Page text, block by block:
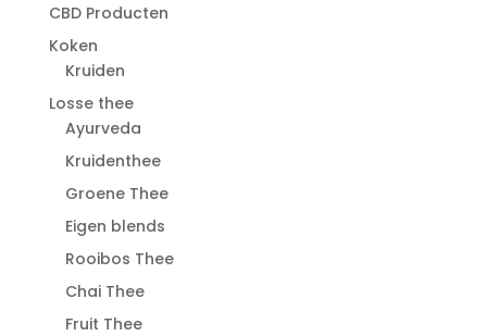
CBD Producten
Koken
Kruiden
Losse thee
Ayurveda
Kruidenthee
Groene Thee
Eigen blends
Rooibos Thee
Chai Thee
Fruit Thee